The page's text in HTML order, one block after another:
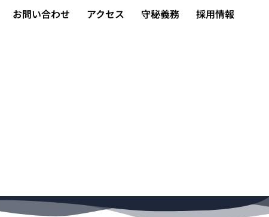
お問い合わせ アクセス 守秘義務
採用情報